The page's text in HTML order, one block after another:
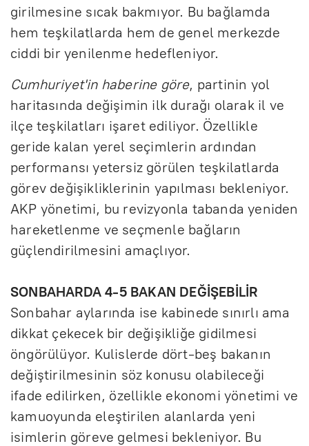
girilmesine sıcak bakmıyor. Bu bağlamda
hem teşkilatlarda hem de genel merkezde
ciddi bir yenilenme hedefleniyor.
Cumhuriyet'in haberine göre, partinin yol
haritasında değişimin ilk durağı olarak il ve
ilçe teşkilatları işaret ediliyor. Özellikle
geride kalan yerel seçimlerin ardından
performansı yetersiz görülen teşkilatlarda
görev değişikliklerinin yapılması bekleniyor.
AKP yönetimi, bu revizyonla tabanda yeniden
hareketlenme ve seçmenle bağların
güçlendirilmesini amaçlıyor.
SONBAHARDA 4-5 BAKAN DEĞİŞEBİLİR
Sonbahar aylarında ise kabinede sınırlı ama
dikkat çekecek bir değişikliğe gidilmesi
öngörülüyor. Kulislerde dört-beş bakanın
değiştirilmesinin söz konusu olabileceği
ifade edilirken, özellikle ekonomi yönetimi ve
kamuoyunda eleştirilen alanlarda yeni
isimlerin göreve gelmesi bekleniyor. Bu